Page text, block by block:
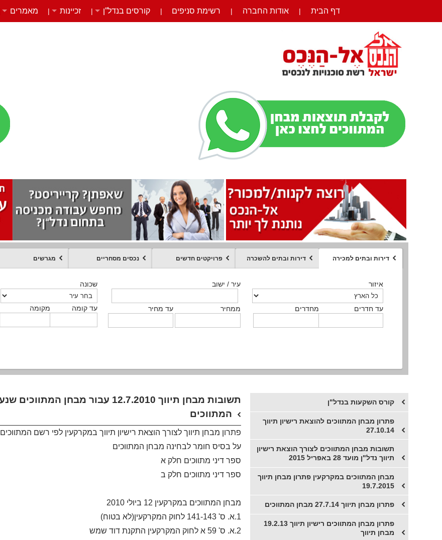
דף הבית | אודות החברה | רשימת סניפים | קורסים בנדל”ן | זכיינות | מאמרים
דירות ובתים למכירה דירות ובתים להשכרה פרויקטים חדשים נכסים מסחריים מגרשים
איזור
מחדרים עד חדרים
עיר / ישוב
ממחיר עד מחיר
שכונה
מקומה עד קומה
איזור
מחדרים עד חדרים
עיר / ישוב
ממחיר עד מחיר
שכונה
מקומה עד קומה
איזור
מחדרים עד חדרים
עיר / ישוב
ממחיר עד מחיר
שכונה
מקומה עד קומה
איזור
סוג הנכס
עיר / ישוב
ממחיר עד מחיר
שכונה
מקומה עד קומה
סוג הנכס ממחיר מקומה איזור
מחדרים עד חדרים
עיר / ישוב
מקומה עד קומה
שכונה
טקסט חופשי
איזור
סוג הנכס
עיר / ישוב
ממחיר עד מחיר
שכונה
מקומה עד קומה
המתווכים
פתרון מבחן תיווך לצורך הוצאת רישיון תיווך במקרקעין לפי רשם המתווכים
על בסיס חומר לבחינה מבחן המתווכים
ספר דיני מתווכים חלק א
ספר דיני מתווכים חלק ב
מבחן המתווכים במקרקעין 12 ביולי 2010
1.א. ס' 141-143 לחוק המקרקעין(לא בטוח)
2.א. ס' 59 א לחוק המקרקעין התקנת דוד שמש
קורס השקעות בנדל"ן
פתרון מבחן המתווכים להוצאת רישיון תיווך
27.10.14
תשובות מבחן המתווכים לצורך הוצאת רישיון
תיווך נדל"ן מועד 28 באפריל 2015
מבחן המתווכים במקרקעין פתרון מבחן תיווך
19.7.2015
פתרון מבחן תיווך 27.7.14 מבחן המתווכים
פתרון מבחן המתווכים רישיון תיווך 19.2.13
מבחן תיווך